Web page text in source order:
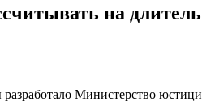
на
Министерство